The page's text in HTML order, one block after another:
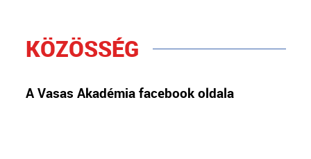
KÖZÖSSÉG
A Vasas Akadémia facebook oldala